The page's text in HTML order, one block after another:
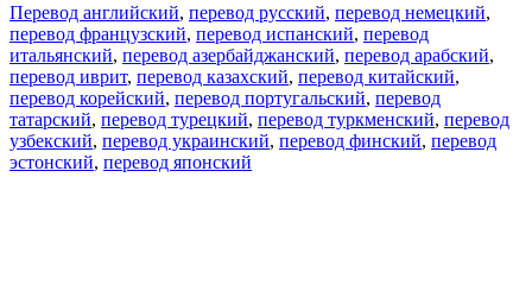
Перевод английский, перевод русский, перевод немецкий,
перевод французский, перевод испанский, перевод
итальянский, перевод азербайджанский, перевод арабский,
перевод иврит, перевод казахский, перевод китайский,
перевод корейский, перевод португальский, перевод
татарский, перевод турецкий, перевод туркменский, перевод
узбекский, перевод украинский, перевод финский, перевод
эстонский, перевод японский